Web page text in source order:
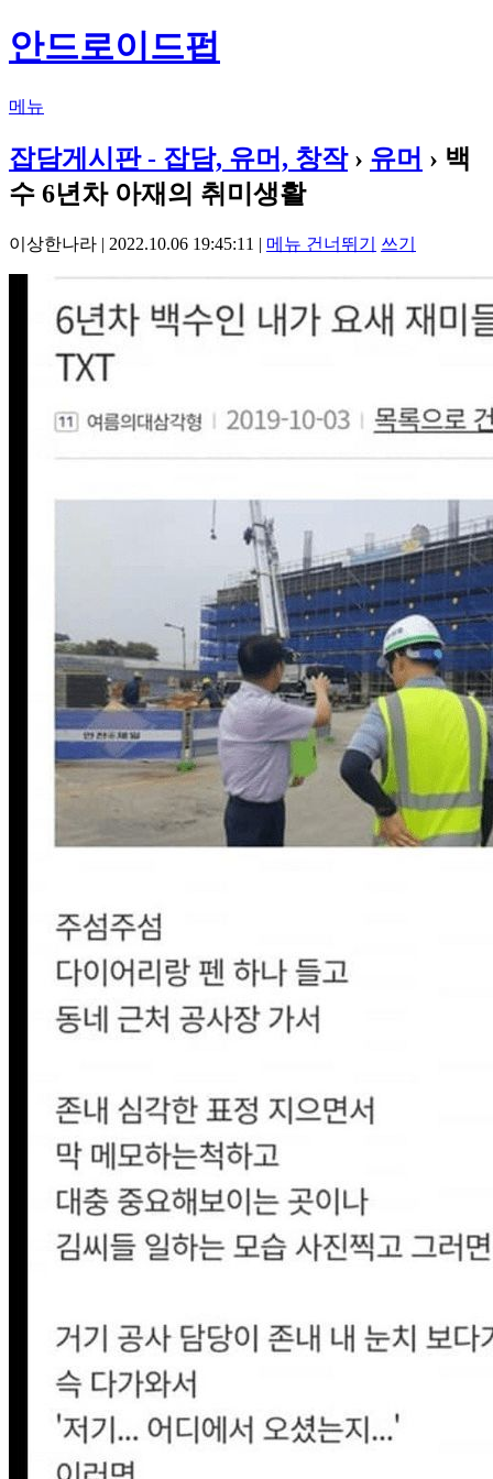
안드로이드펍
메뉴
잡담게시판 - 잡담, 유머, 창작› 유머 › 백
수 6년차 아재의 취미생활
이상한나라 | 2022.10.06 19:45:11 | 메뉴 건너뛰기 쓰기